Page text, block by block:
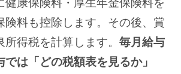
険料も控除します。その後、賞
所得税を計算します。毎月給与
では「どの税額表を見るか」